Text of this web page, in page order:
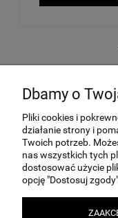
Dbamy o
Pliki cookies i
działanie strony i
Twoich potrzeb.
nas wszystkich tych
dostosować użycie
opcję "Dostosuj